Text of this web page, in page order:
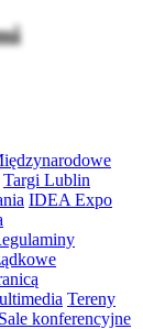
Targi Lublin
IDEA Expo
Tereny
Sale konferencyjne